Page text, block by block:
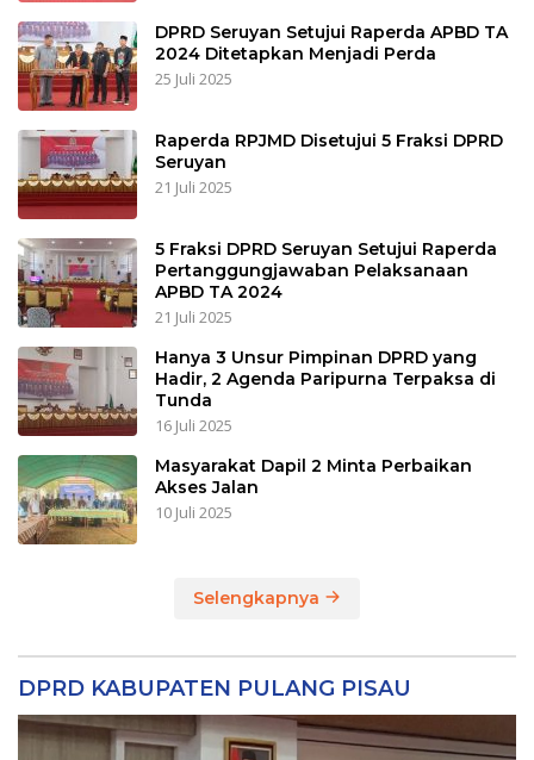
DPRD Seruyan Setujui Raperda APBD TA
2024 Ditetapkan Menjadi Perda
25 Juli 2025
Raperda RPJMD Disetujui 5 Fraksi DPRD
Seruyan
21 Juli 2025
5 Fraksi DPRD Seruyan Setujui Raperda
Pertanggungjawaban Pelaksanaan
APBD TA 2024
21 Juli 2025
Hanya 3 Unsur Pimpinan DPRD yang
Hadir, 2 Agenda Paripurna Terpaksa di
Tunda
16 Juli 2025
Masyarakat Dapil 2 Minta Perbaikan
Akses Jalan
10 Juli 2025
Selengkapnya
DPRD KABUPATEN PULANG PISAU